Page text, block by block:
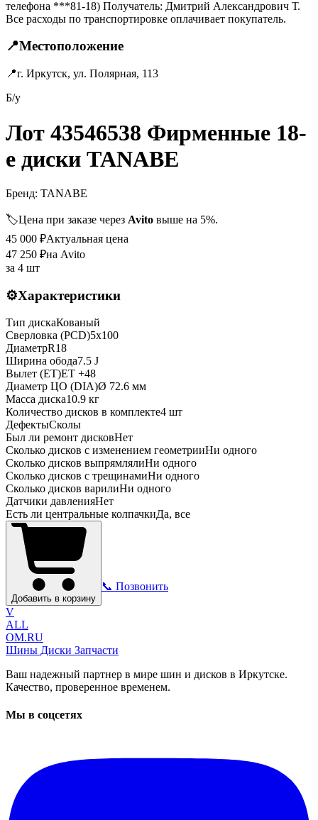
телефона ***81-18) Получатель: Дмитрий Александрович Т.
Все расходы по транспортировке оплачивает покупатель.
📍Местоположение
📍г. Иркутск, ул. Полярная, 113
Б/у
Лот 43546538 Фирменные 18-
е диски TANABE
Бренд: TANABE
🏷️Цена при заказе через Avito выше на 5%.
45 000 ₽Актуальная цена
47 250 ₽на Avito
за 4 шт
⚙️Характеристики
Тип дискаКованый
Сверловка (PCD)5x100
ДиаметрR18
Ширина обода7.5 J
Вылет (ET)ET +48
Диаметр ЦО (DIA)Ø 72.6 мм
Масса диска10.9 кг
Количество дисков в комплекте4 шт
ДефектыСколы
Был ли ремонт дисковНет
Сколько дисков с изменением геометрииНи одного
Сколько дисков выпрямлялиНи одного
Сколько дисков с трещинамиНи одного
Сколько дисков варилиНи одного
Датчики давленияНет
Есть ли центральные колпачкиДа, все
Добавить в корзину
📞 Позвонить
V
ALL
OM.RU
Шины Диски Запчасти
Ваш надежный партнер в мире шин и дисков в Иркутске.
Качество, проверенное временем.
Мы в соцсетях